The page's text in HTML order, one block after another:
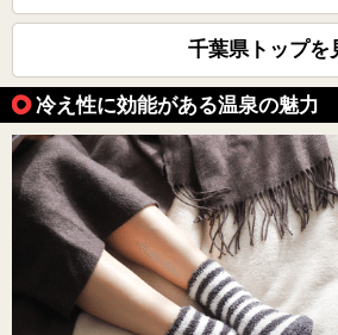
千葉県トップを
冷え性に効能がある温泉の魅力